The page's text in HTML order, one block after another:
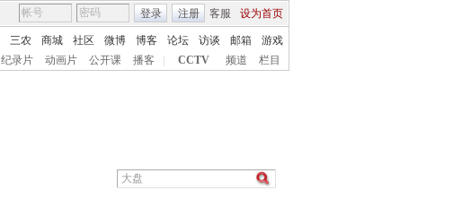
客服 设为首页
登录 注册
三农 商城 社区 微博 博客 论坛 访谈 邮箱
游戏
纪录片 动画片 公开课 播客 CCTV 频道 栏目